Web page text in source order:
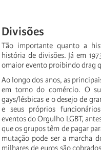
Divisões
Tão importante quanto a
história de divisões. Já em
omaior evento proibindo drag
Ao longo dos anos, as
em torno do comércio. O
gays/lésbicas e o desejo de
e seus próprios
eventos do Orgulho LGBT,
que os grupos têm de pagar
mutação pode ser a marcha
milhares de euros são